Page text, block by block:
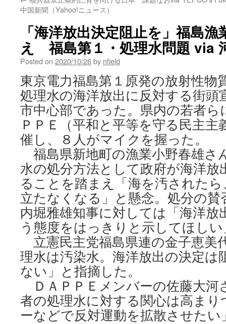
中国新聞（Yahoo!ニュース）
「海洋放出決定阻止を」福島
え 福島第１・処理水問題 via
Posted on 2020/10/26by nfield
東京電力福島第１原発の放射性物
処理水の海洋放出に反対する街頭
市中心部であった。県内の若者ら
ＰＰＥ（平和と平等を守る民主
催し、８人がマイクを握った。
福島県新地町の漁業小野春雄さ
水の処分方法として政府が海洋放
ることを踏まえ「海を汚された
立たなくなる」と懸念。処分の
内堀雅雄知事に対しては「海洋放
う態度をはっきりと示してほし
立憲民主党福島県連の金子恵美
理水は汚染水。海洋放出の決定は
ない」と指摘した。
ＤＡＰＰＥメンバーの佐藤大河
者の処理水に対する関心は高ま
ーなどで反対運動を拡散させた